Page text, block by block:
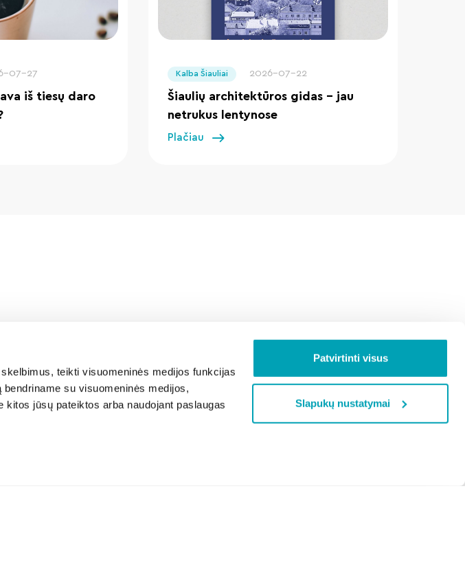
teikti visuomeninės medijos funkcijas
su visuomeninės medijos,
jūsų pateiktos arba naudojant paslaugas
Patvirtinti visus
Slapukų nustatymai
07-27
iš tiesų daro
Kalba Šiauliai 2026-07-22
Šiaulių architektūros gidas – jau
netrukus lentynose
Plačiau